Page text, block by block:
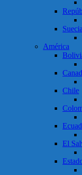
Suecia
América
Chile
El